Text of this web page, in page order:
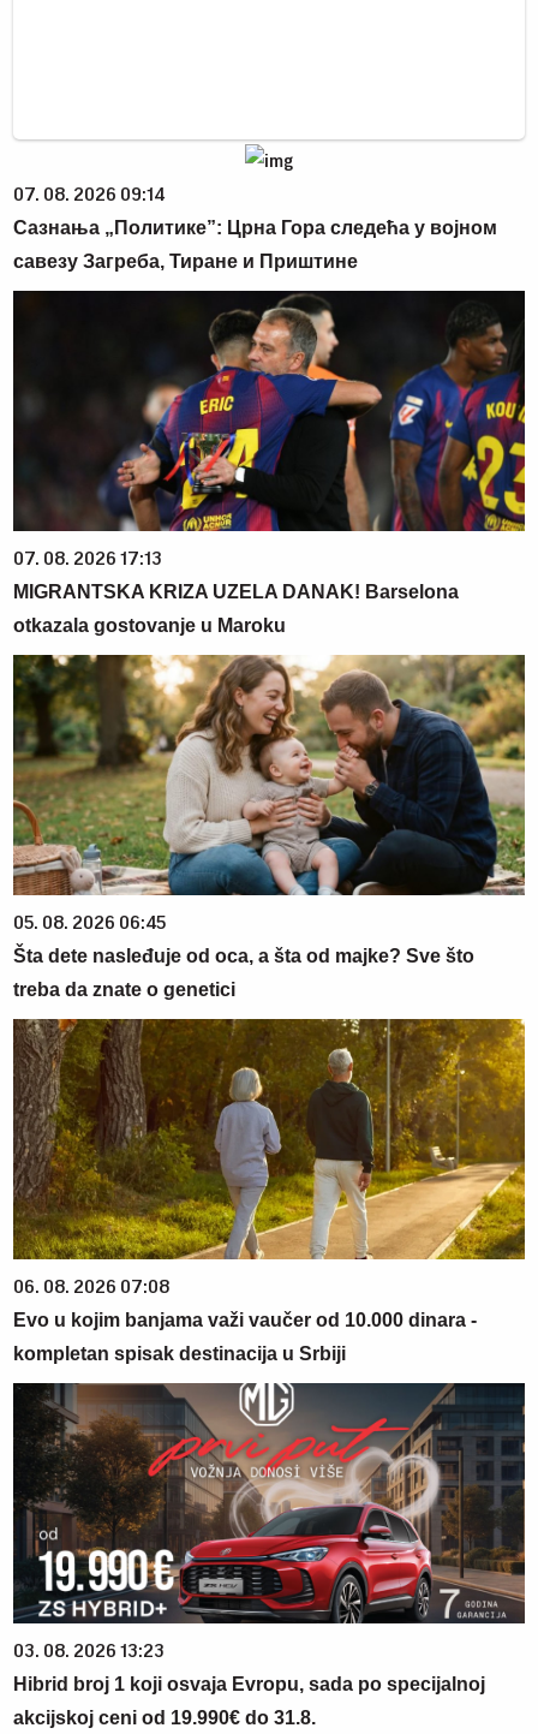
07. 08. 2026 09:14
Сазнања „Политике”: Црна Гора следећа у војном
савезу Загреба, Тиране и Приштине
07. 08. 2026 17:13
MIGRANTSKA KRIZA UZELA DANAK! Barselona
otkazala gostovanje u Maroku
05. 08. 2026 06:45
Šta dete nasleđuje od oca, a šta od majke? Sve što
treba da znate o genetici
06. 08. 2026 07:08
Evo u kojim banjama važi vaučer od 10.000 dinara -
kompletan spisak destinacija u Srbiji
03. 08. 2026 13:23
Hibrid broj 1 koji osvaja Evropu, sada po specijalnoj
akcijskoj ceni od 19.990€ do 31.8.